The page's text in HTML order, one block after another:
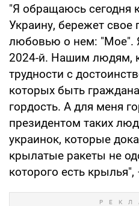
"Я обращаюсь сегодня
Украину, бережет свое
любовью о нем: "Мое".
2024-й. Нашим людям,
трудности с
которых быть
гордость. А для меня
президентом таких
украинок, которые
крылатые ракеты не
которого есть крылья",